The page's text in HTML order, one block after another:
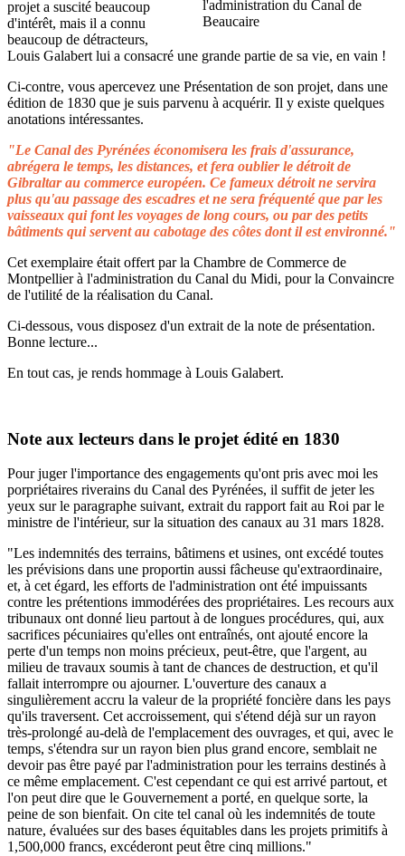
projet a suscité beaucoup
d'intérêt, mais il a connu
beaucoup de détracteurs,
Louis Galabert lui a consacré une grande partie de sa vie, en vain !
Ci-contre, vous apercevez une Présentation de son projet, dans une
édition de 1830 que je suis parvenu à acquérir. Il y existe quelques
anotations intéressantes.
"Le Canal des Pyrénées économisera les frais d'assurance,
abrégera le temps, les distances, et fera oublier le détroit de
Gibraltar au commerce européen. Ce fameux détroit ne servira
plus qu'au passage des escadres et ne sera fréquenté que par les
vaisseaux qui font les voyages de long cours, ou par des petits
bâtiments qui servent au cabotage des côtes dont il est environné."
Cet exemplaire était offert par la Chambre de Commerce de
Montpellier à l'administration du Canal du Midi, pour la Convaincre
de l'utilité de la réalisation du Canal.
Ci-dessous, vous disposez d'un extrait de la note de présentation.
Bonne lecture...
En tout cas, je rends hommage à Louis Galabert.
Note aux lecteurs dans le projet édité en 1830
Pour juger l'importance des engagements qu'ont pris avec moi les
porpriétaires riverains du Canal des Pyrénées, il suffit de jeter les
yeux sur le paragraphe suivant, extrait du rapport fait au Roi par le
ministre de l'intérieur, sur la situation des canaux au 31 mars 1828.
"Les indemnités des terrains, bâtimens et usines, ont excédé toutes
les prévisions dans une proportin aussi fâcheuse qu'extraordinaire,
et, à cet égard, les efforts de l'administration ont été impuissants
contre les prétentions immodérées des propriétaires. Les recours aux
tribunaux ont donné lieu partout à de longues procédures, qui, aux
sacrifices pécuniaires qu'elles ont entraînés, ont ajouté encore la
perte d'un temps non moins précieux, peut-être, que l'argent, au
milieu de travaux soumis à tant de chances de destruction, et qu'il
fallait interrompre ou ajourner. L'ouverture des canaux a
singulièrement accru la valeur de la propriété foncière dans les pays
qu'ils traversent. Cet accroissement, qui s'étend déjà sur un rayon
très-prolongé au-delà de l'emplacement des ouvrages, et qui, avec le
temps, s'étendra sur un rayon bien plus grand encore, semblait ne
devoir pas être payé par l'administration pour les terrains destinés à
ce même emplacement. C'est cependant ce qui est arrivé partout, et
l'on peut dire que le Gouvernement a porté, en quelque sorte, la
peine de son bienfait. On cite tel canal où les indemnités de toute
nature, évaluées sur des bases équitables dans les projets primitifs à
1,500,000 francs, excéderont peut être cinq millions."